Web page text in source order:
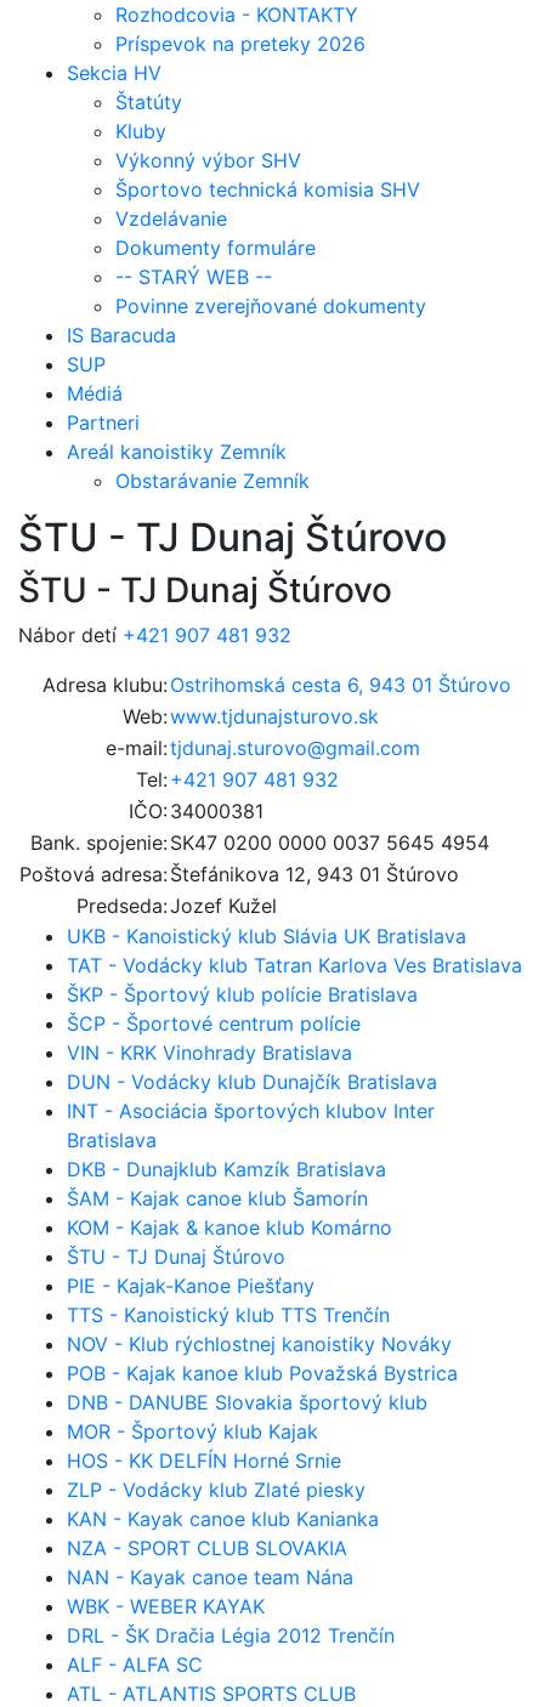
Rozhodcovia - KONTAKTY
Príspevok na preteky 2026
Sekcia HV
Štatúty
Kluby
Výkonný výbor SHV
Športovo technická komisia SHV
Vzdelávanie
Dokumenty formuláre
-- STARÝ WEB --
Povinne zverejňované dokumenty
IS Baracuda
SUP
Médiá
Partneri
Areál kanoistiky Zemník
Obstarávanie Zemník
ŠTU - TJ Dunaj Štúrovo
ŠTU - TJ Dunaj Štúrovo
Nábor detí +421 907 481 932
Adresa klubu:Ostrihomská cesta 6, 943 01 Štúrovo
Web:www.tjdunajsturovo.sk
e-mail:tjdunaj.sturovo@gmail.com
Tel:+421 907 481 932
IČO:34000381
Bank. spojenie:SK47 0200 0000 0037 5645 4954
Poštová adresa:Štefánikova 12, 943 01 Štúrovo
Predseda:Jozef Kužel
UKB - Kanoistický klub Slávia UK Bratislava
TAT - Vodácky klub Tatran Karlova Ves Bratislava
ŠKP - Športový klub polície Bratislava
ŠCP - Športové centrum polície
VIN - KRK Vinohrady Bratislava
DUN - Vodácky klub Dunajčík Bratislava
INT - Asociácia športových klubov Inter
Bratislava
DKB - Dunajklub Kamzík Bratislava
ŠAM - Kajak canoe klub Šamorín
KOM - Kajak & kanoe klub Komárno
ŠTU - TJ Dunaj Štúrovo
PIE - Kajak-Kanoe Piešťany
TTS - Kanoistický klub TTS Trenčín
NOV - Klub rýchlostnej kanoistiky Nováky
POB - Kajak kanoe klub Považská Bystrica
DNB - DANUBE Slovakia športový klub
MOR - Športový klub Kajak
HOS - KK DELFÍN Horné Srnie
ZLP - Vodácky klub Zlaté piesky
KAN - Kayak canoe klub Kanianka
NZA - SPORT CLUB SLOVAKIA
NAN - Kayak canoe team Nána
WBK - WEBER KAYAK
DRL - ŠK Dračia Légia 2012 Trenčín
ALF - ALFA SC
ATL - ATLANTIS SPORTS CLUB